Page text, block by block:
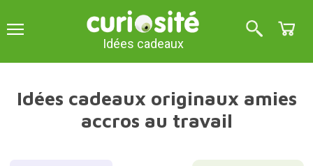
Idées cadeaux
Idées cadeaux originaux amies
accros au travail